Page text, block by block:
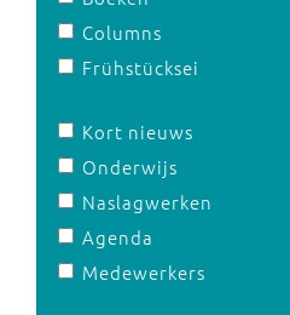
Columns
Frühstücksei
Kort nieuws
Onderwijs
Naslagwerken
Agenda
Medewerkers